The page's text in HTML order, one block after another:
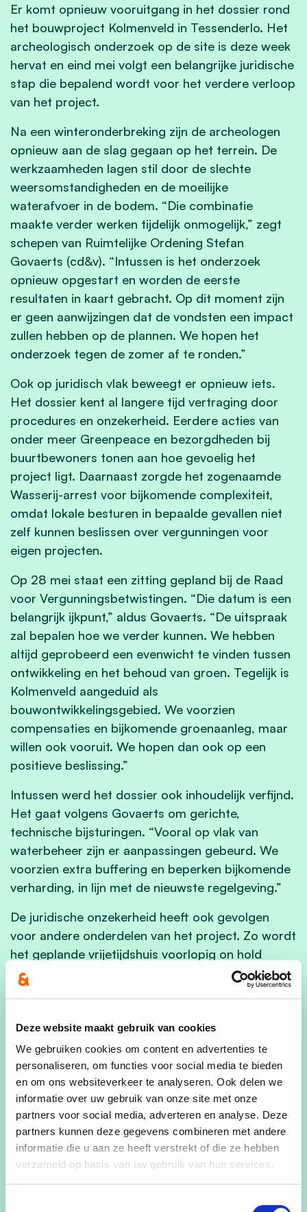
Deze website maakt gebruik van cookies
We gebruiken cookies om content en advertenties te
personaliseren, om functies voor social media te bieden
en om ons websiteverkeer te analyseren. Ook delen we
informatie over uw gebruik van onze site met onze
partners voor social media, adverteren en analyse. Deze
partners kunnen deze gegevens combineren met andere
informatie die u aan ze heeft verstrekt of die ze hebben
verzameld op basis van uw gebruik van hun services.
Er komt opnieuw vooruitgang in het dossier rond
het bouwproject Kolmenveld in Tessenderlo. Het
archeologisch onderzoek op de site is deze week
hervat en eind mei volgt een belangrijke juridische
stap die bepalend wordt voor het verdere verloop
van het project.
Na een winteronderbreking zijn de archeologen
opnieuw aan de slag gegaan op het terrein. De
werkzaamheden lagen stil door de slechte
weersomstandigheden en de moeilijke
waterafvoer in de bodem. “Die combinatie
maakte verder werken tijdelijk onmogelijk,” zegt
schepen van Ruimtelijke Ordening Stefan
Govaerts (cd&v). “Intussen is het onderzoek
opnieuw opgestart en worden de eerste
resultaten in kaart gebracht. Op dit moment zijn
er geen aanwijzingen dat de vondsten een impact
zullen hebben op de plannen. We hopen het
onderzoek tegen de zomer af te ronden.”
Ook op juridisch vlak beweegt er opnieuw iets.
Het dossier kent al langere tijd vertraging door
procedures en onzekerheid. Eerdere acties van
onder meer Greenpeace en bezorgdheden bij
buurtbewoners tonen aan hoe gevoelig het
project ligt. Daarnaast zorgde het zogenaamde
Wasserij-arrest voor bijkomende complexiteit,
omdat lokale besturen in bepaalde gevallen niet
zelf kunnen beslissen over vergunningen voor
eigen projecten.
Op 28 mei staat een zitting gepland bij de Raad
voor Vergunningsbetwistingen. “Die datum is een
belangrijk ijkpunt,” aldus Govaerts. “De uitspraak
zal bepalen hoe we verder kunnen. We hebben
altijd geprobeerd een evenwicht te vinden tussen
ontwikkeling en het behoud van groen. Tegelijk is
Kolmenveld aangeduid als
bouwontwikkelingsgebied. We voorzien
compensaties en bijkomende groenaanleg, maar
willen ook vooruit. We hopen dan ook op een
positieve beslissing.”
Intussen werd het dossier ook inhoudelijk verfijnd.
Het gaat volgens Govaerts om gerichte,
technische bijsturingen. “Vooral op vlak van
waterbeheer zijn er aanpassingen gebeurd. We
voorzien extra buffering en beperken bijkomende
verharding, in lijn met de nieuwste regelgeving.”
De juridische onzekerheid heeft ook gevolgen
voor andere onderdelen van het project. Zo wordt
het geplande vrijetijdshuis voorlopig on hold
gezet. “Zonder duidelijkheid over vergunningen en
infrastructuur heeft het weinig zin om nu al
In afwachting kiest het lokaal bestuur ervoor om
het bestaande cultuurhuis in Tessenderlo te
renoveren, zodat het nog minstens tien jaar kan
blijven functioneren.
De kern van het project blijft wel behouden. Op de
site zijn onder meer een woonzorgcentrum met
zestig kamers en veertig assistentiewoningen
voorzien. Daarnaast omvat het plan ook 125
appartementen en 36 woningen.